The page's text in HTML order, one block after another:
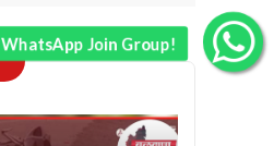
WhatsApp Join Group!